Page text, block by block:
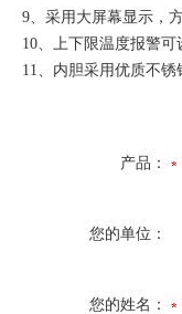
9、采用大屏幕显示，
10、上下限温度报警可
11、内胆采用优质不锈
产品：
您的单位：
您的姓名：